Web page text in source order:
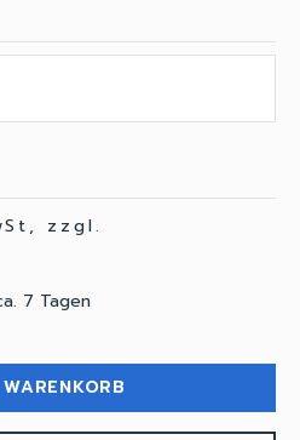
zzgl.
7 Tagen